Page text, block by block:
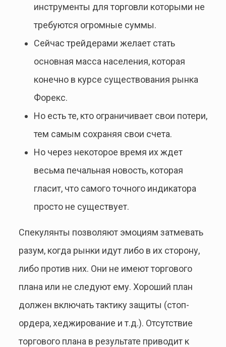
инструменты для торговли которыми не
требуются огромные суммы.
Сейчас трейдерами желает стать
основная масса населения, которая
конечно в курсе существования рынка
Форекс.
Но есть те, кто ограничивает свои потери,
тем самым сохраняя свои счета.
Но через некоторое время их ждет
весьма печальная новость, которая
гласит, что самого точного индикатора
просто не существует.
Спекулянты позволяют эмоциям затмевать
разум, когда рынки идут либо в их сторону,
либо против них. Они не имеют торгового
плана или не следуют ему. Хороший план
должен включать тактику защиты (стоп-
ордера, хеджирование и т.д.). Отсутствие
торгового плана в результате приводит к